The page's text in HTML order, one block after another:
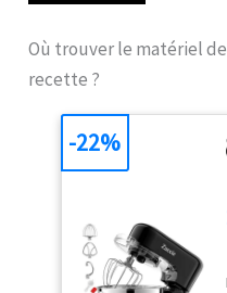
Où trouver le matériel
recette ?
-22%